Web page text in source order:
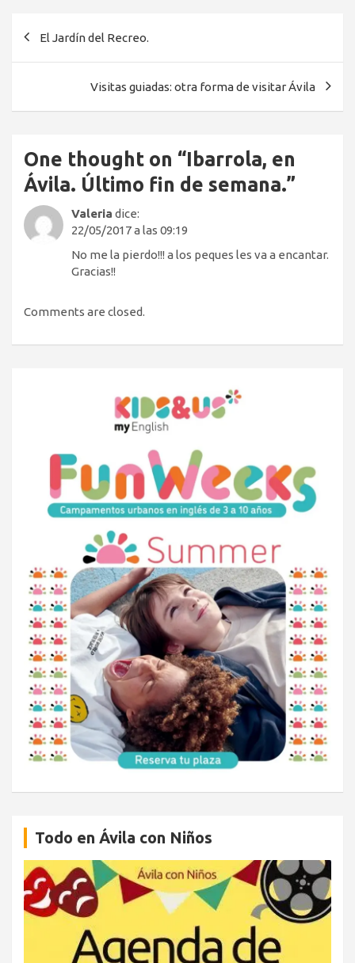
El Jardín del Recreo.
Visitas guiadas: otra forma de visitar Ávila
One thought on “Ibarrola, en
Ávila. Último fin de semana.”
Valeria dice:
22/05/2017 a las 09:19
No me la pierdo!!! a los peques les va a encantar.
Gracias!!
Comments are closed.
Todo en Ávila con Niños